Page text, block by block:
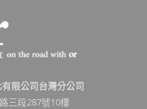
限公司台灣分公司
三段287號10樓